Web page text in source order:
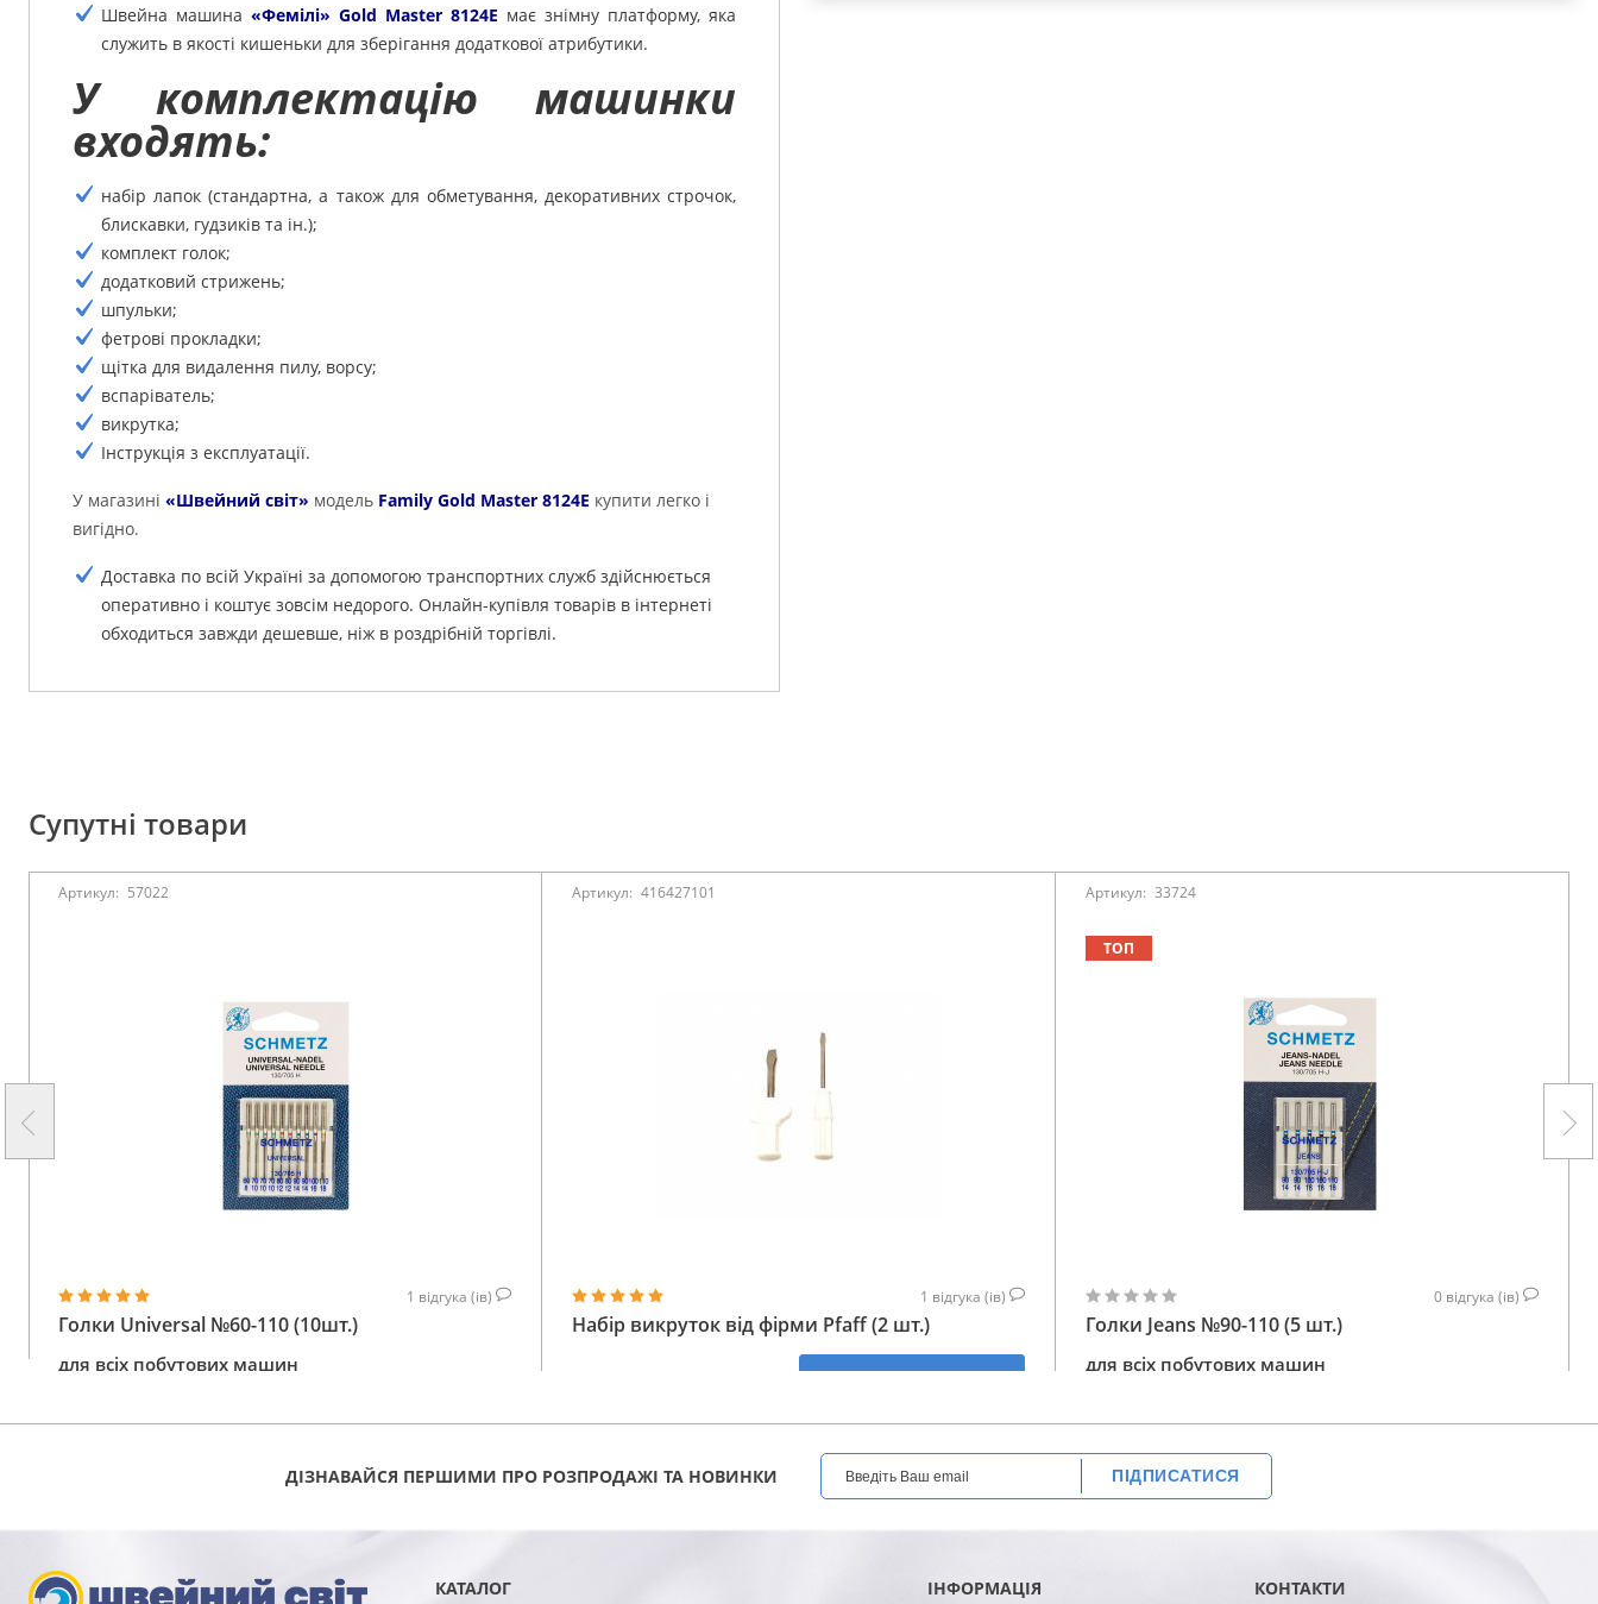
Швейна машина «Фемілі» Gold Master 8124E має знімну платформу, яка
служить в якості кишеньки для зберігання додаткової атрибутики.
У комплектацію машинки
входять:
набір лапок (стандартна, а також для обметування, декоративних строчок,
блискавки, гудзиків та ін.);
комплект голок;
додатковий стрижень;
шпульки;
фетрові прокладки;
щітка для видалення пилу, ворсу;
вспаріватель;
викрутка;
Інструкція з експлуатації.
У магазині «Швейний світ» модель Family Gold Master 8124E купити легко і
вигідно.
Доставка по всій Україні за допомогою транспортних служб здійснюється
оперативно і коштує зовсім недорого. Онлайн-купівля товарів в інтернеті
обходиться завжди дешевше, ніж в роздрібній торгівлі.
Супутні товари
Артикул: 57022
1 відгука (ів)
Голки Universal №60-110 (10шт.)
для всіх побутових машин
Артикул: 416427101
1 відгука (ів)
Набір викруток від фірми Pfaff (2 шт.)
Артикул: 33724
ТОП
0 відгука (ів)
Голки Jeans №90-110 (5 шт.)
для всіх побутових машин
ДІЗНАВАЙСЯ ПЕРШИМИ ПРО РОЗПРОДАЖІ ТА НОВИНКИ ПІДПИСАТИСЯ
КАТАЛОГ ІНФОРМАЦІЯ КОНТАКТИ